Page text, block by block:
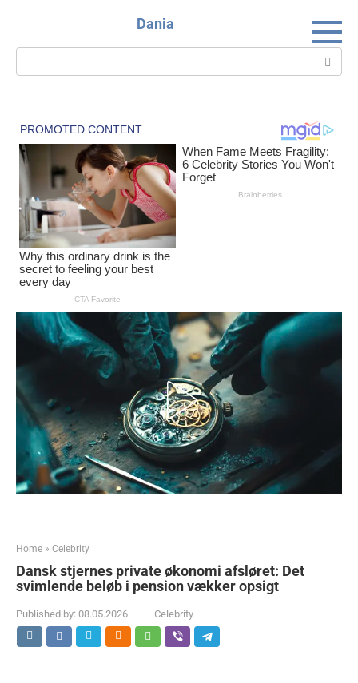
Dania
Search:
Home » Celebrity
Dansk stjernes private økonomi afsløret: Det
svimlende beløb i pension vækker opsigt
Published by: 08.05.2026 Celebrity